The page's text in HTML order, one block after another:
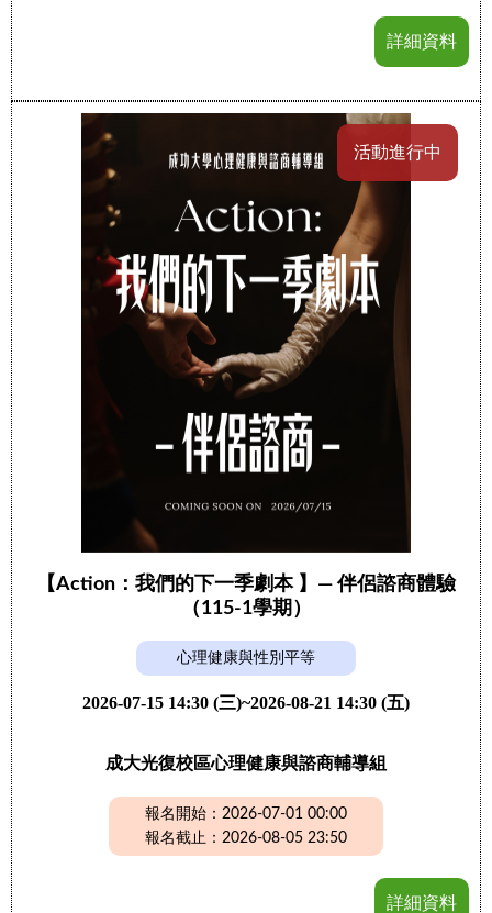
詳細資料
活動進行中
【Action：我們的下一季劇本 】— 伴侶諮商體驗
（115-1學期）
心理健康與性別平等
2026-07-15 14:30 (三)~2026-08-21 14:30 (五)
成大光復校區心理健康與諮商輔導組
報名開始：2026-07-01 00:00
報名截止：2026-08-05 23:50
詳細資料